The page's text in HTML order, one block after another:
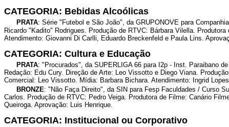
CATEGORIA: Bebidas Alcoólicas
PRATA: Série "Futebol e São João", da GRUPONOVE para
Ricardo "Kadito" Rodrigues. Produção de RTVC: Bárbara Vilella.
Atendimento: Giovanni Di Carlli, Eduardo Breckenfeld e Paula Lins.
CATEGORIA: Cultura e Educação
PRATA: "Procurados", da SUPERLIGA 66 para I2p - Inst. Paraibano
Redação: Edu Cury. Direção de Arte: Leo Vissotto e Diego Viana.
Comercial: Leo Vissotto. Mídia: Barbara Bichara. Atendimento: Ingrid
BRONZE: "Não Faça Direito", da SIN para Fesp Faculdades / Curso
Carlos. Produção de RTVC: Pedro Veiga. Produtora de Filme: Canário
Queiroga. Aprovação: Luis Henrique.
CATEGORIA: Institucional ou Corporativo